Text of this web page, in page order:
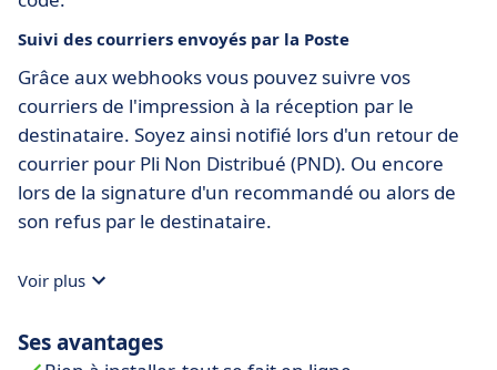
Suivi des courriers envoyés par la Poste
Grâce aux webhooks vous pouvez suivre vos
courriers de l'impression à la réception par le
destinataire. Soyez ainsi notifié lors d'un retour de
courrier pour Pli Non Distribué (PND). Ou encore
lors de la signature d'un recommandé ou alors de
son refus par le destinataire.
Voir plus
Ses avantages